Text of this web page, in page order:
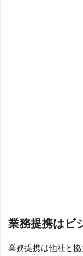
業務提携はビ
業務提携は他社と